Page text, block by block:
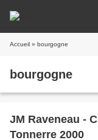
Accueil » bourgogne
bourgogne
JM Raveneau -
Tonnerre 2000